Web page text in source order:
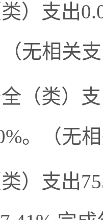
）支出
无相关
（类）
。（无
）支出